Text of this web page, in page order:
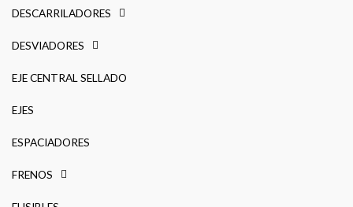
DESCARRILADORES
DESVIADORES
EJE CENTRAL SELLADO
EJES
ESPACIADORES
FRENOS